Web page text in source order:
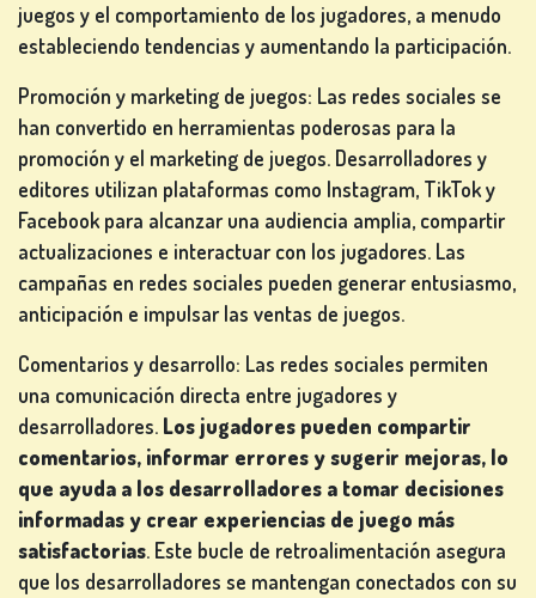
juegos y el comportamiento de los jugadores, a menudo
estableciendo tendencias y aumentando la participación.
Promoción y marketing de juegos: Las redes sociales se
han convertido en herramientas poderosas para la
promoción y el marketing de juegos. Desarrolladores y
editores utilizan plataformas como Instagram, TikTok y
Facebook para alcanzar una audiencia amplia, compartir
actualizaciones e interactuar con los jugadores. Las
campañas en redes sociales pueden generar entusiasmo,
anticipación e impulsar las ventas de juegos.
Comentarios y desarrollo: Las redes sociales permiten
una comunicación directa entre jugadores y
desarrolladores. Los jugadores pueden compartir
comentarios, informar errores y sugerir mejoras, lo
que ayuda a los desarrolladores a tomar decisiones
informadas y crear experiencias de juego más
satisfactorias. Este bucle de retroalimentación asegura
que los desarrolladores se mantengan conectados con su